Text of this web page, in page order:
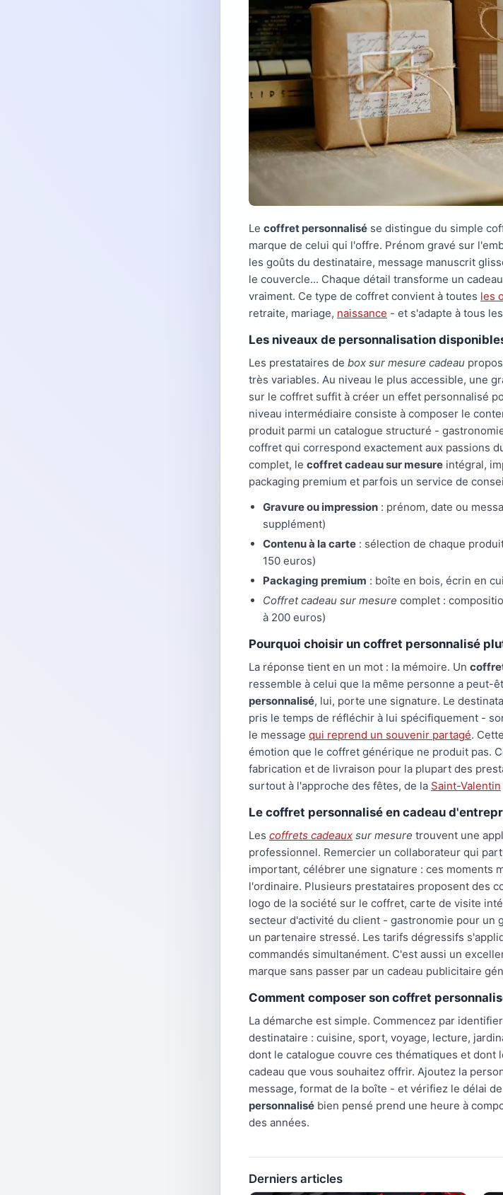
Le coffret personnalisé se distingue du simple
marque de celui qui l'offre. Prénom gravé sur
les goûts du destinataire, message manuscrit
le couvercle... Chaque détail transforme un
vraiment. Ce type de coffret convient à toutes les
retraite, mariage, naissance - et s'adapte à tous
Les niveaux de personnalisation
Les prestataires de box sur mesure cadeau
très variables. Au niveau le plus accessible, une
sur le coffret suffit à créer un effet personnalisé
niveau intermédiaire consiste à composer le
produit parmi un catalogue structuré -
coffret qui correspond exactement aux passions
complet, le coffret cadeau sur mesure intégral,
packaging premium et parfois un service de
Gravure ou impression : prénom, date ou
supplément)
Contenu à la carte : sélection de chaque
150 euros)
Packaging premium : boîte en bois, écrin en
Coffret cadeau sur mesure complet :
à 200 euros)
Pourquoi choisir un coffret personnalisé
La réponse tient en un mot : la mémoire. Un
ressemble à celui que la même personne a peut-
personnalisé, lui, porte une signature. Le
pris le temps de réfléchir à lui spécifiquement -
le message qui reprend un souvenir partagé.
émotion que le coffret générique ne produit pas.
fabrication et de livraison pour la plupart des
surtout à l'approche des fêtes, de la Saint-Valentin
Le coffret personnalisé en cadeau
Les coffrets cadeaux sur mesure trouvent une
professionnel. Remercier un collaborateur qui
important, célébrer une signature : ces moments
l'ordinaire. Plusieurs prestataires proposent des
logo de la société sur le coffret, carte de visite
secteur d'activité du client - gastronomie pour un
un partenaire stressé. Les tarifs dégressifs
commandés simultanément. C'est aussi un
marque sans passer par un cadeau publicitaire
Comment composer son coffret
La démarche est simple. Commencez par identifier
destinataire : cuisine, sport, voyage, lecture,
dont le catalogue couvre ces thématiques et dont
cadeau que vous souhaitez offrir. Ajoutez la
message, format de la boîte - et vérifiez le délai
personnalisé bien pensé prend une heure à
des années.
Derniers articles